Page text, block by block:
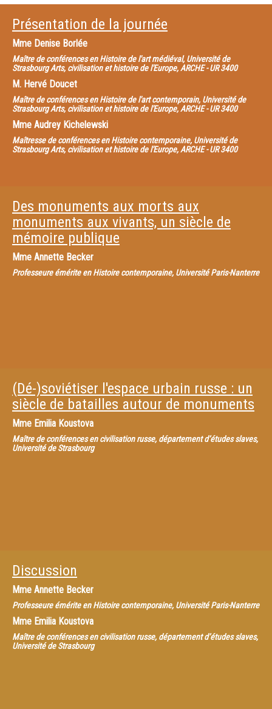
Présentation de la journée
Mme Denise Borlée
Maître de conférences en Histoire de l'art médiéval, Université de
Strasbourg Arts, civilisation et histoire de l'Europe, ARCHE - UR 3400
M. Hervé Doucet
Maître de conférences en Histoire de l'art contemporain, Université de
Strasbourg Arts, civilisation et histoire de l'Europe, ARCHE - UR 3400
Mme Audrey Kichelewski
Maîtresse de conférences en Histoire contemporaine, Université de
Strasbourg Arts, civilisation et histoire de l'Europe, ARCHE - UR 3400
Des monuments aux morts aux
monuments aux vivants, un siècle de
mémoire publique
Mme Annette Becker
Professeure émérite en Histoire contemporaine, Université Paris-Nanterre
(Dé-)soviétiser l'espace urbain russe : un
siècle de batailles autour de monuments
Mme Emilia Koustova
Maître de conférences en civilisation russe, département d’études slaves,
Université de Strasbourg
Discussion
Mme Annette Becker
Professeure émérite en Histoire contemporaine, Université Paris-Nanterre
Mme Emilia Koustova
Maître de conférences en civilisation russe, département d’études slaves,
Université de Strasbourg